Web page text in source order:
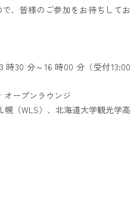
、皆様のご参加をお待ちしてお
時30 分～16 時00 分（受付13:00
オープンラウンジ
（WLS）、北海道大学観光学高